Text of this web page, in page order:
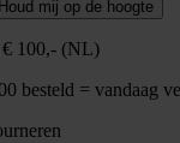
€ 100,- (NL)
besteld = vandaag